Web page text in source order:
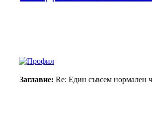
Заглавие: Re: Един съвсем нормален